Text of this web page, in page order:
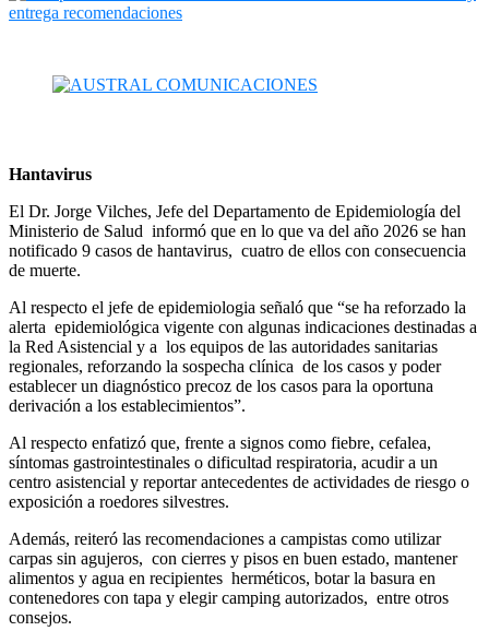
Hantavirus
El Dr. Jorge Vilches, Jefe del Departamento de Epidemiología del
Ministerio de Salud informó que en lo que va del año 2026 se han
notificado 9 casos de hantavirus, cuatro de ellos con consecuencia
de muerte.
Al respecto el jefe de epidemiologia señaló que “se ha reforzado la
alerta epidemiológica vigente con algunas indicaciones destinadas a
la Red Asistencial y a los equipos de las autoridades sanitarias
regionales, reforzando la sospecha clínica de los casos y poder
establecer un diagnóstico precoz de los casos para la oportuna
derivación a los establecimientos”.
Al respecto enfatizó que, frente a signos como fiebre, cefalea,
síntomas gastrointestinales o dificultad respiratoria, acudir a un
centro asistencial y reportar antecedentes de actividades de riesgo o
exposición a roedores silvestres.
Además, reiteró las recomendaciones a campistas como utilizar
carpas sin agujeros, con cierres y pisos en buen estado, mantener
alimentos y agua en recipientes herméticos, botar la basura en
contenedores con tapa y elegir camping autorizados, entre otros
consejos.